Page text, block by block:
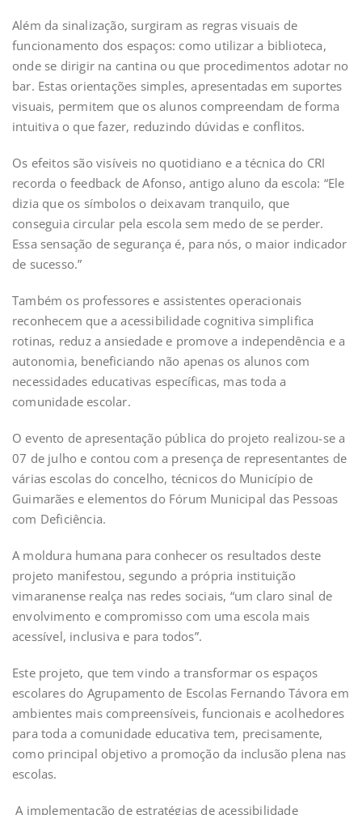
Além da sinalização, surgiram as regras visuais de
funcionamento dos espaços: como utilizar a biblioteca,
onde se dirigir na cantina ou que procedimentos adotar no
bar. Estas orientações simples, apresentadas em suportes
visuais, permitem que os alunos compreendam de forma
intuitiva o que fazer, reduzindo dúvidas e conflitos.
Os efeitos são visíveis no quotidiano e a técnica do CRI
recorda o feedback de Afonso, antigo aluno da escola: “Ele
dizia que os símbolos o deixavam tranquilo, que
conseguia circular pela escola sem medo de se perder.
Essa sensação de segurança é, para nós, o maior indicador
de sucesso.”
Também os professores e assistentes operacionais
reconhecem que a acessibilidade cognitiva simplifica
rotinas, reduz a ansiedade e promove a independência e a
autonomia, beneficiando não apenas os alunos com
necessidades educativas específicas, mas toda a
comunidade escolar.
O evento de apresentação pública do projeto realizou-se a
07 de julho e contou com a presença de representantes de
várias escolas do concelho, técnicos do Município de
Guimarães e elementos do Fórum Municipal das Pessoas
com Deficiência.
A moldura humana para conhecer os resultados deste
projeto manifestou, segundo a própria instituição
vimaranense realça nas redes sociais, “um claro sinal de
envolvimento e compromisso com uma escola mais
acessível, inclusiva e para todos”.
Este projeto, que tem vindo a transformar os espaços
escolares do Agrupamento de Escolas Fernando Távora em
ambientes mais compreensíveis, funcionais e acolhedores
para toda a comunidade educativa tem, precisamente,
como principal objetivo a promoção da inclusão plena nas
escolas.
A implementação de estratégias de acessibilidade